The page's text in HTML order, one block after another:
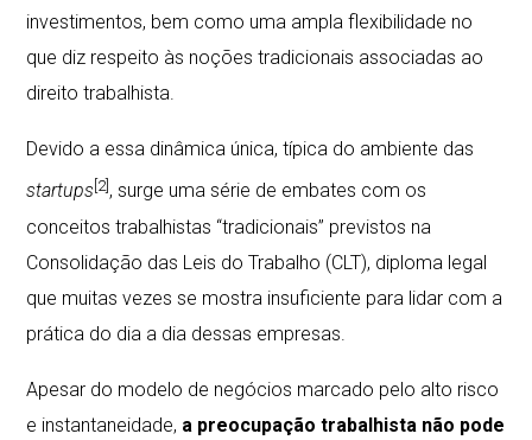
investimentos, bem como uma ampla flexibilidade no
que diz respeito às noções tradicionais associadas ao
direito trabalhista.
Devido a essa dinâmica única, típica do ambiente das
startups[2] , surge uma série de embates com os
conceitos trabalhistas “tradicionais” previstos na
Consolidação das Leis do Trabalho (CLT), diploma legal
que muitas vezes se mostra insuficiente para lidar com a
prática do dia a dia dessas empresas.
Apesar do modelo de negócios marcado pelo alto risco
e instantaneidade, a preocupação trabalhista não pode